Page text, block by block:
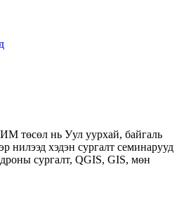
төсөл нь Уул уурхай, байгаль
нилээд хэдэн сургалт семинарууд
сургалт, QGIS, GIS, мөн